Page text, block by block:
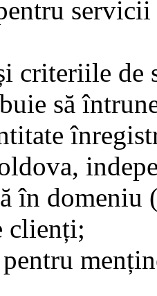
criteriile de
să
în
clienți;